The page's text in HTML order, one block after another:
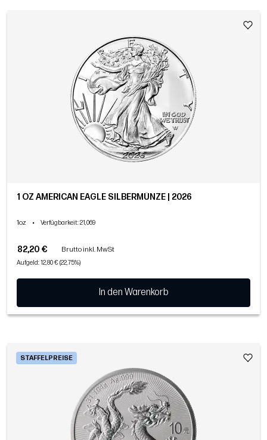
1 OZ AMERICAN EAGLE SILBERMÜNZE | 2026
1oz • Verfügbarkeit: 21,069
82,20 € Brutto inkl. MwSt
Aufgeld: 12,80 € (22,75%)
In den Warenkorb
STAFFELPREISE